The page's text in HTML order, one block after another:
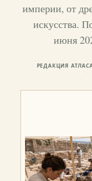
империи, от
искусства.
июня
РЕДАКЦИЯ